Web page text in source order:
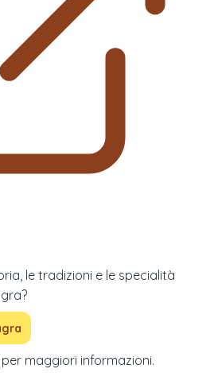
le tradizioni e le specialità
per maggiori informazioni.